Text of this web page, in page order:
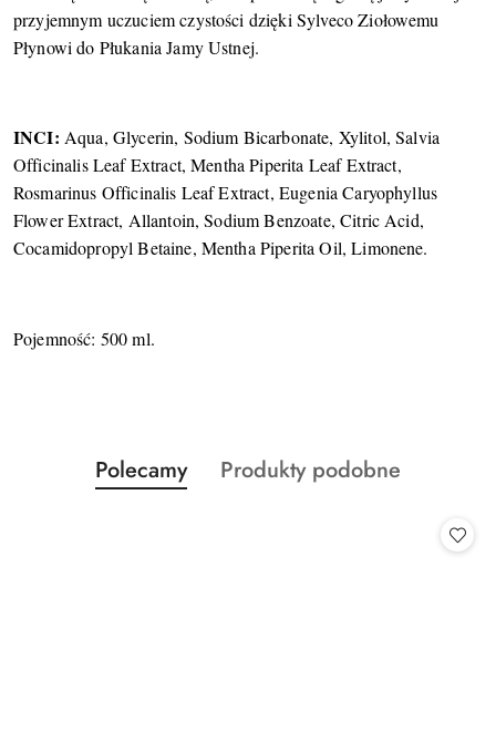
przyjemnym uczuciem czystości dzięki Sylveco Ziołowemu
Płynowi do Płukania Jamy Ustnej.
INCI: Aqua, Glycerin, Sodium Bicarbonate, Xylitol, Salvia
Officinalis Leaf Extract, Mentha Piperita Leaf Extract,
Rosmarinus Officinalis Leaf Extract, Eugenia Caryophyllus
Flower Extract, Allantoin, Sodium Benzoate, Citric Acid,
Cocamidopropyl Betaine, Mentha Piperita Oil, Limonene.
Pojemność: 500 ml.
Pomiń karuzelę produktów
Produkty
o
Polecamy
Produkty
Produkty podobne